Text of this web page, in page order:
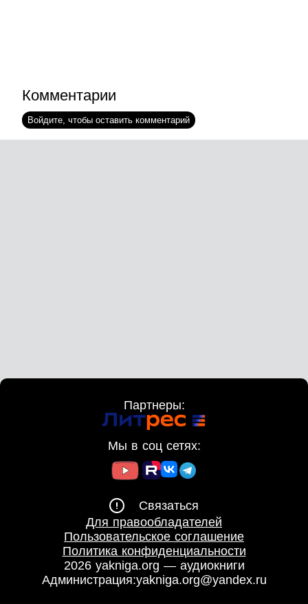
Комментарии
Войдите, чтобы оставить комментарий
Партнеры:
Мы в соц сетях:
Связаться
Для правообладателей
Пользовательское соглашение
Политика конфиденциальности
2026 yakniga.org — аудиокниги
Администрация:yakniga.org@yandex.ru